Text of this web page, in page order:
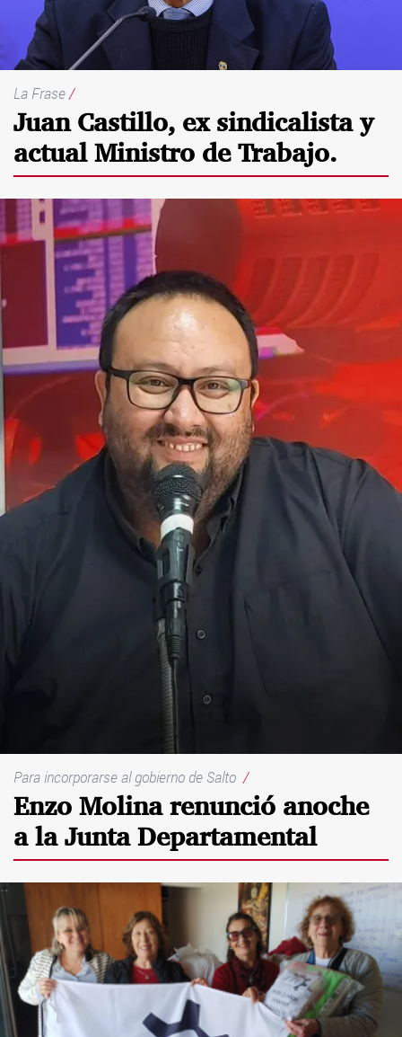
La Frase/
Juan Castillo, ex sindicalista y
actual Ministro de Trabajo.
Para incorporarse al gobierno de Salto /
Enzo Molina renunció anoche
a la Junta Departamental